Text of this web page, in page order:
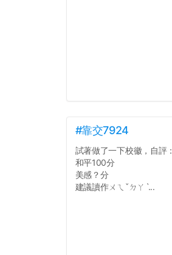
#靠交7924
試著做了一下校徽，自評：
和平100分
美感？分
建議讀作ㄨㄟˇㄉㄚˋ...